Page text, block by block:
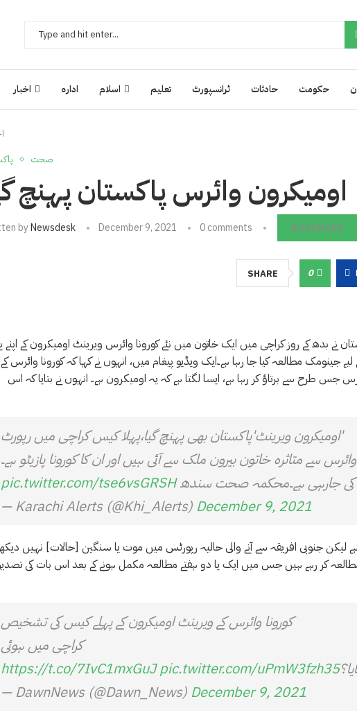
اخبار ادارہ اسلام تعلیم ٹرانسپورٹ حادثات حکومت
صحت
اومیکرون وائرس پاکستان پہنچ
byNewsdesk December 9, 2021 0 comments BOOKMARK
SHARE 0
بدھ کے روز کراچی میں ایک خاتون میں نئے کورونا وائرس ویرینٹ اومیکرون کے اپنے
جینومک مطالعہ کیا جا رہا ہے۔ایک ویڈیو پیغام میں، انہوں نے کہا کہ کورونا وائرس کے
جس طرح سے برتاؤ کر رہا ہے، ایسا لگتا ہے کہ یہ اومیکرون ہے۔ انہوں نے بتایا کہ اس
'اومیکرون ویرینٹ'پاکستان بھی پہنچ گیا،پہلا کیس کراچی میں رپورٹ
وائرس سے متاثرہ خاتون بیرون ملک سے آئی ہیں اور ان کا کورونا پازیٹو ہے۔
کی جارہی ہے۔محکمہ صحت سندھpic.twitter.com/tse6vsGRSH
— Karachi Alerts (@Khi_Alerts) December 9, 2021
لیکن جنوبی افریقہ سے آنے والی حالیہ رپورٹس میں موت یا سنگین [حالات] نہیں
کر رہے ہیں جس میں ایک یا دو ہفتے مطالعہ مکمل ہونے کے بعد اس بات کی
کورونا وائرس کے ویرینٹ اومیکرون کے پہلے کیس کی تشخیص
کراچی میں ہوئی
https://t.co/7IvC1mxGuJ pic.twitter.com/uPmW3fzh35
— DawnNews (@Dawn_News) December 9, 2021